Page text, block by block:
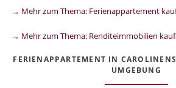
→ Mehr zum Thema: Ferienappartement
→ Mehr zum Thema: Renditeimmobilien
FERIENAPPARTEMENT IN
UMGEBUNG